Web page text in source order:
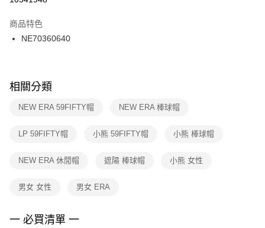
２．訂單成立數日內，您將收到繳費通知簡訊。
３．收到繳費通知簡訊後14天內，點擊此簡訊中的連結，可透過四大超商／
ATM／網路銀行／等多元方式進行付款，方視為交易完成。
※ 交易是否成功請以「AFTEE先享後付 」之結帳頁面顯示為準，若有關於
是否繳費成功／繳費後需取消欲退款等相關疑問，請聯繫「AFTEE先享後付
客戶支援中心」https://netprotections.freshdesk.com/support/home
１．透過由恩沛科技股份有限公司提供之「AFTEE先享後付」服務完成之交
權轉讓予恩沛科技股份有限公司。
３．未成年的使用者請事先徵得法定代理人或監護人之同意方可使用
４．使用「AFTEE先享後付」時，將依據個別帳號之用戶狀況，依本公司即
付款後門市自取
每筆NT$100，滿NT$1,500(含以上)免運費
商品特色
NE70360640
相關分類
NEW ERA 59FIFTY帽 NEW ERA 棒球帽
LP 59FIFTY帽 小熊 59FIFTY帽 小熊 棒球帽
NEW ERA 休閒帽 遮陽 棒球帽 小熊 女性
男女 女性 男女 ERA
一 必買清單 一